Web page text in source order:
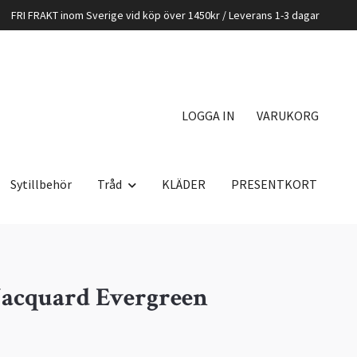
FRI FRAKT inom Sverige vid köp över 1450kr / Leverans 1-3 dagar
LOGGA IN VARUKORG
Sytillbehör Tråd KLÄDER PRESENTKORT
Evergreen